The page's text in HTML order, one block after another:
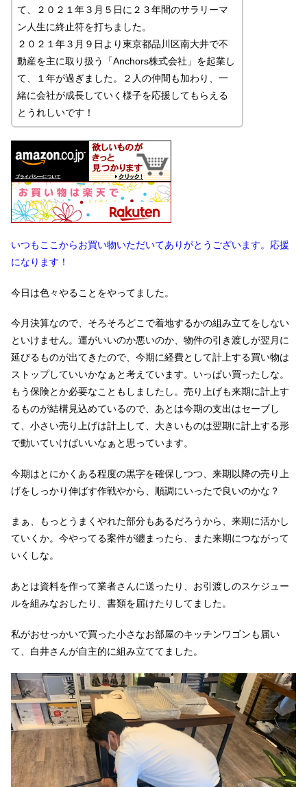
て、２０２１年３月５日に２３年間のサラリーマ
ン人生に終止符を打ちました。
２０２１年３月９日より東京都品川区南大井で不
動産を主に取り扱う「Anchors株式会社」を起業し
て、１年が過ぎました。２人の仲間も加わり、一
緒に会社が成長していく様子を応援してもらえる
とうれしいです！
いつもここからお買い物いただいてありがとうございます。応援
になります！
今日は色々やることをやってました。
今月決算なので、そろそろどこで着地するかの組み立てをしない
といけません。運がいいのか悪いのか、物件の引き渡しが翌月に
延びるものが出てきたので、今期に経費として計上する買い物は
ストップしていいかなぁと考えています。いっぱい買ったしな。
もう保険とか必要なこともしましたし。売り上げも来期に計上す
るものが結構見込めているので、あとは今期の支出はセーブし
て、小さい売り上げは計上して、大きいものは翌期に計上する形
で動いていけばいいなぁと思っています。
今期はとにかくある程度の黒字を確保しつつ、来期以降の売り上
げをしっかり伸ばす作戦やから、順調にいったで良いのかな？
まぁ、もっとうまくやれた部分もあるだろうから、来期に活かし
ていくか。今やってる案件が纏まったら、また来期につながって
いくしな。
あとは資料を作って業者さんに送ったり、お引渡しのスケジュー
ルを組みなおしたり、書類を届けたりしてました。
私がおせっかいで買った小さなお部屋のキッチンワゴンも届い
て、白井さんが自主的に組み立ててました。